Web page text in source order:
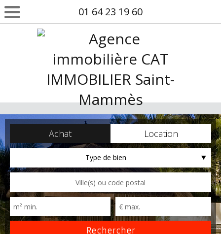
01 64 23 19 60
Achat Location
Type de bien